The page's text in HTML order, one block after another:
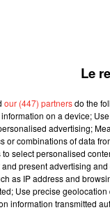
Le
our (447) partnersdo the
on a device;
advertising;
or combinations of data
select personalised
present advertising
as IP address and
Use precise
information transmitted